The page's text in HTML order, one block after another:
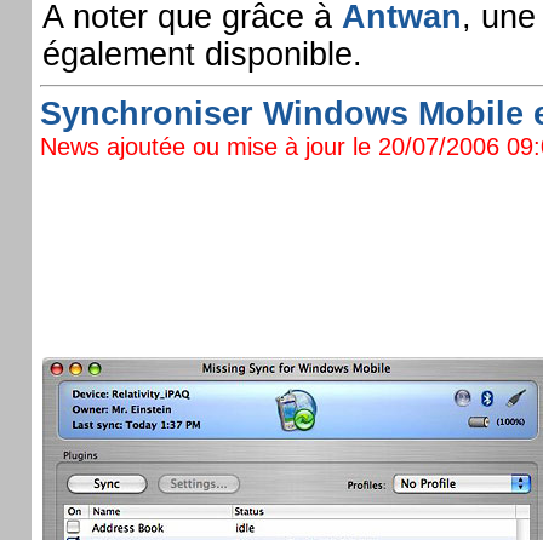
A noter que grâce à Antwan,
également disponible.
Synchroniser Windows Mobile
News ajoutée ou mise à jour le 20/07/2006